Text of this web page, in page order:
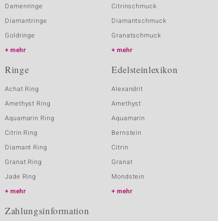
Damenringe
Diamantringe
Goldringe
mehr
Citrinschmuck
Diamantschmuck
Granatschmuck
mehr
Ringe
Achat Ring
Amethyst Ring
Aquamarin Ring
Citrin Ring
Diamant Ring
Granat Ring
Jade Ring
mehr
Edelsteinlexikon
Alexandrit
Amethyst
Aquamarin
Bernstein
Citrin
Granat
Mondstein
mehr
Zahlungsinformation